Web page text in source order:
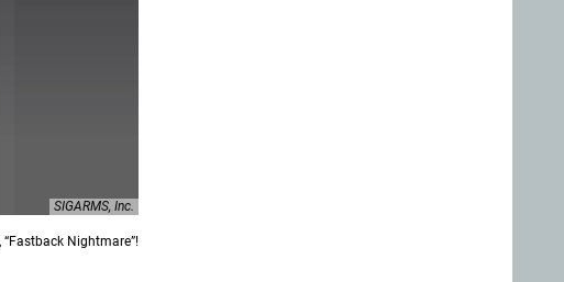
SIGARMS, Inc.
Nightmare”!